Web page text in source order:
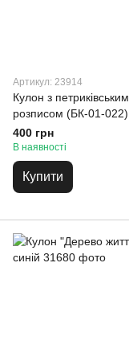
Артикул: 23914
Кулон з петриківським
розписом (БК-01-022)
400 грн
В наявності
Купити